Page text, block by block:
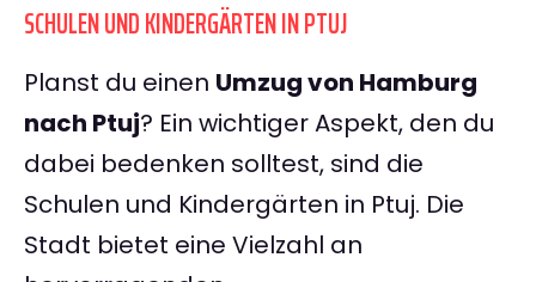
SCHULEN UND KINDERGÄRTEN IN PTUJ
Planst du einen Umzug von Hamburg
nach Ptuj? Ein wichtiger Aspekt, den du
dabei bedenken solltest, sind die
Schulen und Kindergärten in Ptuj. Die
Stadt bietet eine Vielzahl an